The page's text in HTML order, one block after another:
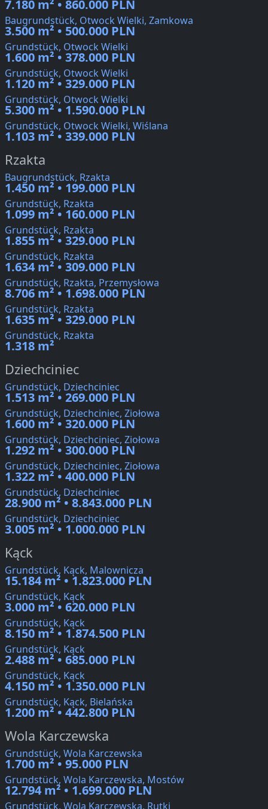
7.180 m² • 860.000 PLN
Baugrundstück, Otwock Wielki, Zamkowa
3.500 m² • 500.000 PLN
Grundstück, Otwock Wielki
1.600 m² • 378.000 PLN
Grundstück, Otwock Wielki
1.120 m² • 329.000 PLN
Grundstück, Otwock Wielki
5.300 m² • 1.590.000 PLN
Grundstück, Otwock Wielki, Wiślana
1.103 m² • 339.000 PLN
Rzakta
Baugrundstück, Rzakta
1.450 m² • 199.000 PLN
Grundstück, Rzakta
1.099 m² • 160.000 PLN
Grundstück, Rzakta
1.855 m² • 329.000 PLN
Grundstück, Rzakta
1.634 m² • 309.000 PLN
Grundstück, Rzakta, Przemysłowa
8.706 m² • 1.698.000 PLN
Grundstück, Rzakta
1.635 m² • 329.000 PLN
Grundstück, Rzakta
1.318 m²
Dziechciniec
Grundstück, Dziechciniec
1.513 m² • 269.000 PLN
Grundstück, Dziechciniec, Ziołowa
1.600 m² • 320.000 PLN
Grundstück, Dziechciniec, Ziołowa
1.292 m² • 300.000 PLN
Grundstück, Dziechciniec, Ziołowa
1.322 m² • 400.000 PLN
Grundstück, Dziechciniec
28.900 m² • 8.843.000 PLN
Grundstück, Dziechciniec
3.005 m² • 1.000.000 PLN
Kąck
Grundstück, Kąck, Malownicza
15.184 m² • 1.823.000 PLN
Grundstück, Kąck
3.000 m² • 620.000 PLN
Grundstück, Kąck
8.150 m² • 1.874.500 PLN
Grundstück, Kąck
2.488 m² • 685.000 PLN
Grundstück, Kąck
4.150 m² • 1.350.000 PLN
Grundstück, Kąck, Bielańska
1.200 m² • 442.800 PLN
Wola Karczewska
Grundstück, Wola Karczewska
1.700 m² • 95.000 PLN
Grundstück, Wola Karczewska, Mostów
12.794 m² • 1.699.000 PLN
Grundstück, Wola Karczewska, Rutki